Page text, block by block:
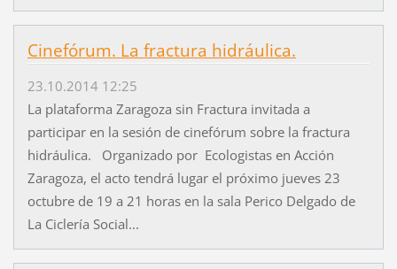
Cinefórum. La fractura hidráulica.
23.10.2014 12:25
La plataforma Zaragoza sin Fractura invitada a
participar en la sesión de cinefórum sobre la fractura
hidráulica. Organizado por Ecologistas en Acción
Zaragoza, el acto tendrá lugar el próximo jueves 23
octubre de 19 a 21 horas en la sala Perico Delgado de
La Ciclería Social...